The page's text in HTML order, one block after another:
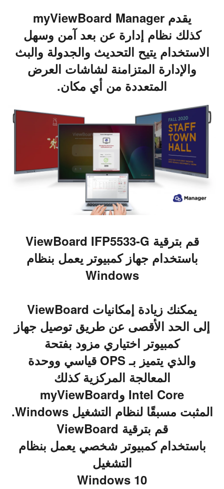
يقدم myViewBoard Manager
كذلك نظام إدارة عن بعد آمن وسهل
الاستخدام يتيح التحديث والجدولة والبث
والإدارة المتزامنة لشاشات العرض
المتعددة من أي مكان.
قم بترقية ViewBoard IFP5533-G
باستخدام جهاز كمبيوتر يعمل بنظام
Windows
يمكنك زيادة إمكانيات ViewBoard
إلى الحد الأقصى عن طريق توصيل جهاز
كمبيوتر اختياري مزود بفتحة
والذي يتميز بـ OPS قياسي ووحدة
المعالجة المركزية كذلك
Intel Core وmyViewBoard
المثبت مسبقًا لنظام التشغيل Windows.
قم بترقية ViewBoard
باستخدام كمبيوتر شخصي يعمل بنظام
التشغيل
Windows 10